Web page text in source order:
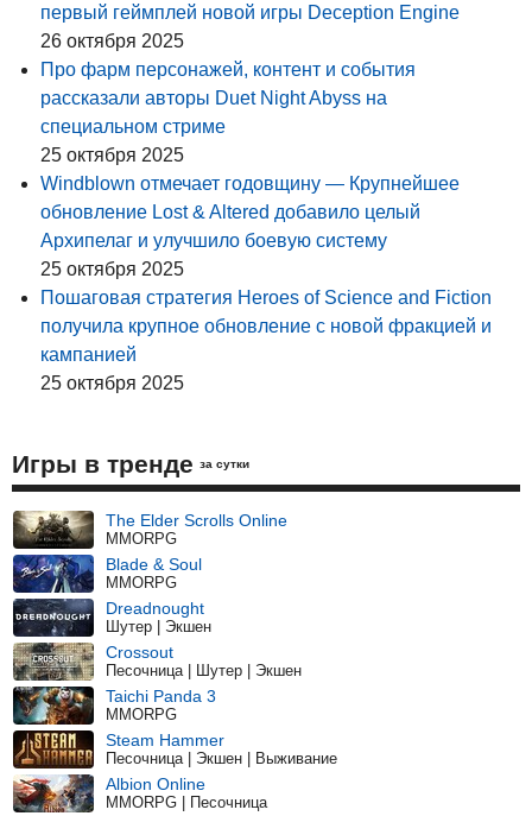
первый геймплей новой игры Deception Engine
26 октября 2025
Про фарм персонажей, контент и события
рассказали авторы Duet Night Abyss на
специальном стриме
25 октября 2025
Windblown отмечает годовщину — Крупнейшее
обновление Lost & Altered добавило целый
Архипелаг и улучшило боевую систему
25 октября 2025
Пошаговая стратегия Heroes of Science and Fiction
получила крупное обновление с новой фракцией и
кампанией
25 октября 2025
Игры в тренде за сутки
The Elder Scrolls Online
MMORPG
Blade & Soul
MMORPG
Dreadnought
Шутер | Экшен
Crossout
Песочница | Шутер | Экшен
Taichi Panda 3
MMORPG
Steam Hammer
Песочница | Экшен | Выживание
Albion Online
MMORPG | Песочница